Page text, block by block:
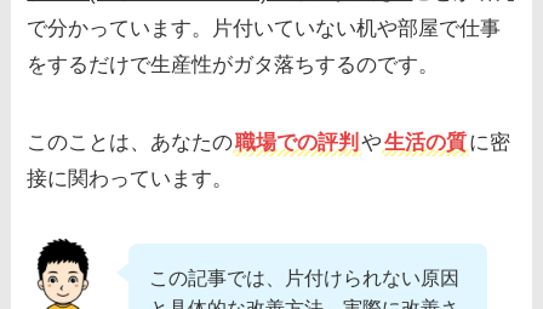
で分かっています。片付いていない机や部屋で仕事
をするだけで生産性がガタ落ちするのです。
このことは、あなたの職場での評判 や生活の質に密
接に関わっています。
この記事では、片付けられない原因